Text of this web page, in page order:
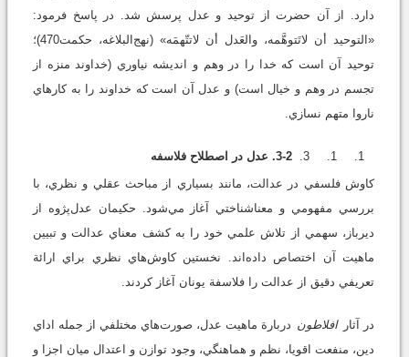
دارد. از آن حضرت از توحيد و عدل پرسش شد. در پاسخ فرمود:
«التوحيد أن لاتَتوهَّمه، والعَدل أن لاتتّهمَه» (نهج‌البلاغه، حكمت470)؛
توحيد آن است که خدا را در وهم و انديشه نياوري (خداوند منزه از
تجسم در وهم و خيال است) و عدل آن است كه خداوند را به كارهاي
ناروا متهم نسازي.
3-2. عدل در اصطلاح فلاسفه
کاوش فلسفي در عدالت، مانند بسياري از مباحث عقلي و نظري، با
بررسي مفهومي و معناشناختي آغاز مي‌شود. حکيمان عدل‌پژوه از
ديرباز، سهمي از تلاش علمي خود را به کشف معناي عدالت و تبيين
ماهيت آن اختصاص داده‌اند. نخستين کاوش‌هاي نظري براي ارائة
تعريفي دقيق از عدالت را فلاسفة يونان آغاز کردند.
در آثار افلاطون دربارة ماهيت عدل، صورت‌هاي مختلفي از جمله اداي
دين، منفعت اقويا، نظم و هماهنگي، وجود توازن و اعتدال ميان اجزا و